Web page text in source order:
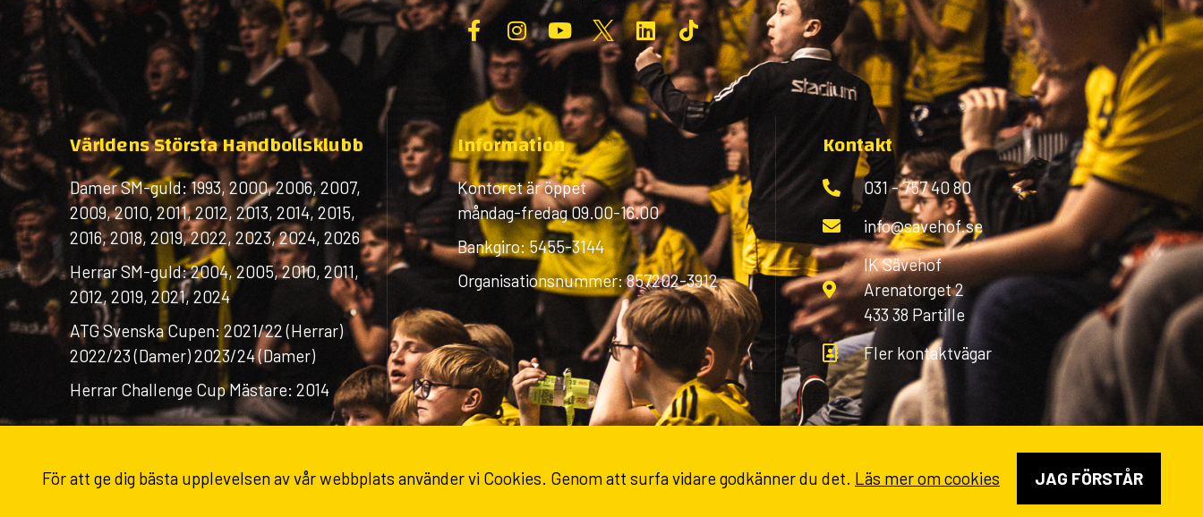
Världens Största Handbollsklubb
Damer SM-guld: 1993, 2000, 2006, 2007,
2009, 2010, 2011, 2012, 2013, 2014, 2015,
2016, 2018, 2019, 2022, 2023, 2024, 2026
Herrar SM-guld: 2004, 2005, 2010, 2011,
2012, 2019, 2021, 2024
ATG Svenska Cupen: 2021/22 (Herrar)
2022/23 (Damer) 2023/24 (Damer)
Herrar Challenge Cup Mästare: 2014
Information
Kontoret är öppet
måndag-fredag 09.00-16.00
Bankgiro: 5455-3144
Organisationsnummer: 857202-3912
Kontakt
031 - 757 40 80
info@savehof.se
IK Sävehof
Arenatorget 2
433 38 Partille
Fler kontaktvägar
För att ge dig bästa upplevelsen av vår webbplats använder vi Cookies. Genom att surfa vidare godkänner du det. Läs mer om cookies JAG FÖRSTÅR